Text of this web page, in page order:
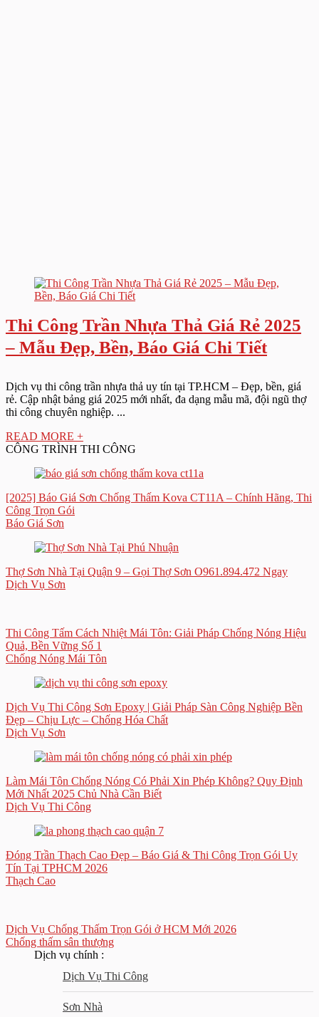
Thi Công Trần Nhựa Thả Giá Rẻ 2025
– Mẫu Đẹp, Bền, Báo Giá Chi Tiết
Dịch vụ thi công trần nhựa thả uy tín tại TP.HCM – Đẹp, bền, giá
rẻ. Cập nhật bảng giá 2025 mới nhất, đa dạng mẫu mã, đội ngũ thợ
thi công chuyên nghiệp. ...
READ MORE +
CÔNG TRÌNH THI CÔNG
[2025] Báo Giá Sơn Chống Thấm Kova CT11A – Chính Hãng, Thi
Công Trọn Gói
Báo Giá Sơn
Thợ Sơn Nhà Tại Quận 9 – Gọi Thợ Sơn O961.894.472 Ngay
Dịch Vụ Sơn
Thi Công Tấm Cách Nhiệt Mái Tôn: Giải Pháp Chống Nóng Hiệu
Quả, Bền Vững Số 1
Chống Nóng Mái Tôn
Dịch Vụ Thi Công Sơn Epoxy | Giải Pháp Sàn Công Nghiệp Bền
Đẹp – Chịu Lực – Chống Hóa Chất
Dịch Vụ Sơn
Làm Mái Tôn Chống Nóng Có Phải Xin Phép Không? Quy Định
Mới Nhất 2025 Chủ Nhà Cần Biết
Dịch Vụ Thi Công
Đóng Trần Thạch Cao Đẹp – Báo Giá & Thi Công Trọn Gói Uy
Tín Tại TPHCM 2026
Thạch Cao
Dịch Vụ Chống Thấm Trọn Gói ở HCM Mới 2026
Chống thấm sân thượng
Dịch vụ chính :
Dịch Vụ Thi Công
Sơn Nhà